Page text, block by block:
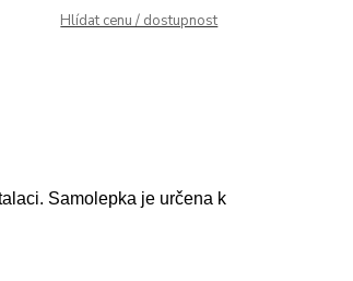
Hlídat cenu / dostupnost
Samolepka je určena k